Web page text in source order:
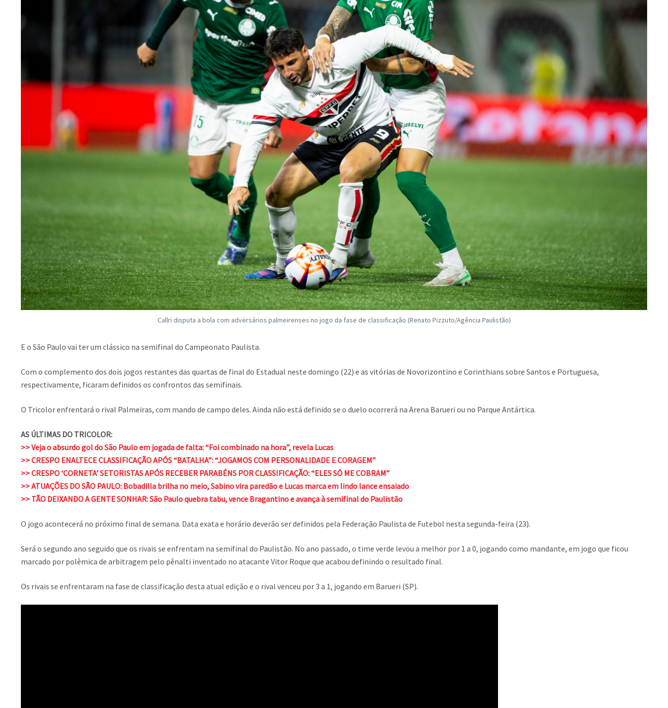
Callri disputa a bola com adversários palmeirenses no jogo da fase de classificação (Renato Pizzuto/Agência Paulistão)
E o São Paulo vai ter um clássico na semifinal do Campeonato Paulista.
Com o complemento dos dois jogos restantes das quartas de final do Estadual neste domingo (22) e as vitórias de Novorizontino e Corinthians sobre Santos e Portuguesa,
respectivamente, ficaram definidos os confrontos das semifinais.
O Tricolor enfrentará o rival Palmeiras, com mando de campo deles. Ainda não está definido se o duelo ocorrerá na Arena Barueri ou no Parque Antártica.
AS ÚLTIMAS DO TRICOLOR:
>> Veja o absurdo gol do São Paulo em jogada de falta: “Foi combinado na hora”, revela Lucas
>> CRESPO ENALTECE CLASSIFICAÇÃO APÓS “BATALHA”: “JOGAMOS COM PERSONALIDADE E CORAGEM”
>> CRESPO ‘CORNETA’ SETORISTAS APÓS RECEBER PARABÉNS POR CLASSIFICAÇÃO: “ELES SÓ ME COBRAM”
>> ATUAÇÕES DO SÃO PAULO: Bobadilla brilha no meio, Sabino vira paredão e Lucas marca em lindo lance ensaiado
>> TÃO DEIXANDO A GENTE SONHAR: São Paulo quebra tabu, vence Bragantino e avança à semifinal do Paulistão
O jogo acontecerá no próximo final de semana. Data exata e horário deverão ser definidos pela Federação Paulista de Futebol nesta segunda-feira (23).
Será o segundo ano seguido que os rivais se enfrentam na semifinal do Paulistão. No ano passado, o time verde levou a melhor por 1 a 0, jogando como mandante, em jogo que ficou
marcado por polêmica de arbitragem pelo pênalti inventado no atacante Vitor Roque que acabou definindo o resultado final.
Os rivais se enfrentaram na fase de classificação desta atual edição e o rival venceu por 3 a 1, jogando em Barueri (SP).